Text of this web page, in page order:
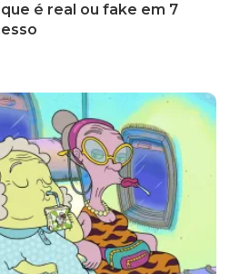
é real ou fake em 7